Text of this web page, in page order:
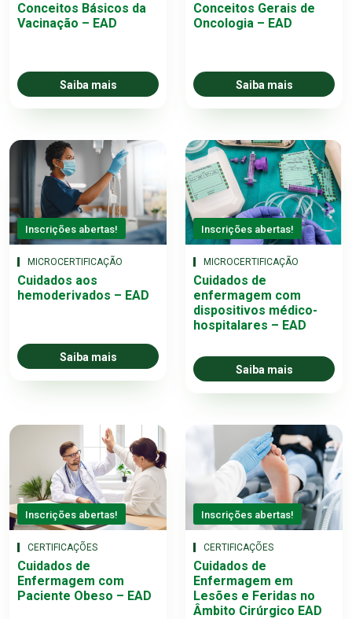
Conceitos Básicos da
Vacinação – EAD
Saiba mais
Conceitos Gerais de
Oncologia – EAD
Saiba mais
Inscrições abertas!
MICROCERTIFICAÇÃO
Cuidados aos
hemoderivados – EAD
Saiba mais
Inscrições abertas!
MICROCERTIFICAÇÃO
Cuidados de
enfermagem com
dispositivos médico-
hospitalares – EAD
Saiba mais
Inscrições abertas!
CERTIFICAÇÕES
Cuidados de
Enfermagem com
Paciente Obeso – EAD
Inscrições abertas!
CERTIFICAÇÕES
Cuidados de
Enfermagem em
Lesões e Feridas no
Âmbito Cirúrgico EAD